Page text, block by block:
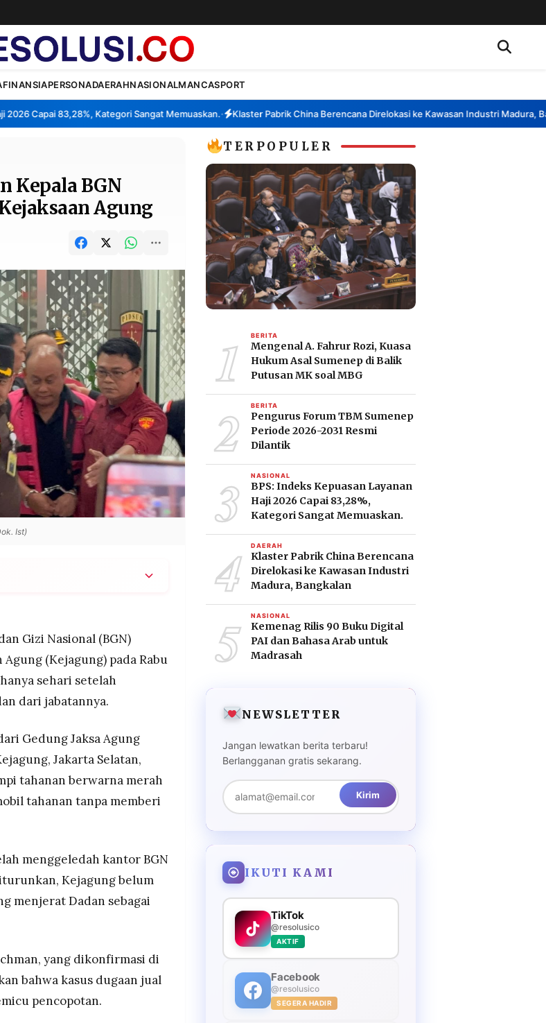
FINANSIAPERSONADAERAHNASIONALMANCASPORT
Capai 83,28%, Kategori Sangat Memuaskan.• Klaster Pabrik China Berencana Direlokasi ke Kawasan Industri Madura,
Kepala BGN
Agung
Ist)
BGN pada pagi hari
memicu pencopotan Dadan.
Gizi Nasional (BGN)
(Kejagung) pada Rabu
sehari setelah
dari jabatannya.
Gedung Jaksa Agung
Jakarta Selatan,
tahanan berwarna merah
tahanan tanpa memberi
menggeledah kantor BGN
Kejagung belum
menjerat Dadan sebagai
yang dikonfirmasi di
bahwa kasus dugaan jual
pencopotan.
TERPOPULER
1 BERITA
Mengenal A. Fahrur Rozi, Kuasa
Hukum Asal Sumenep di Balik
Putusan MK soal MBG
2 BERITA
Pengurus Forum TBM Sumenep
Periode 2026-2031 Resmi
Dilantik
3 NASIONAL
BPS: Indeks Kepuasan Layanan
Haji 2026 Capai 83,28%,
Kategori Sangat Memuaskan.
4 DAERAH
Klaster Pabrik China Berencana
Direlokasi ke Kawasan Industri
Madura, Bangkalan
5 NASIONAL
Kemenag Rilis 90 Buku Digital
PAI dan Bahasa Arab untuk
Madrasah
NEWSLETTER
Jangan lewatkan berita terbaru!
Berlangganan gratis sekarang.
Kirim
IKUTI KAMI
TikTok
@resolusico
AKTIF
Facebook
@resolusico
SEGERA HADIR